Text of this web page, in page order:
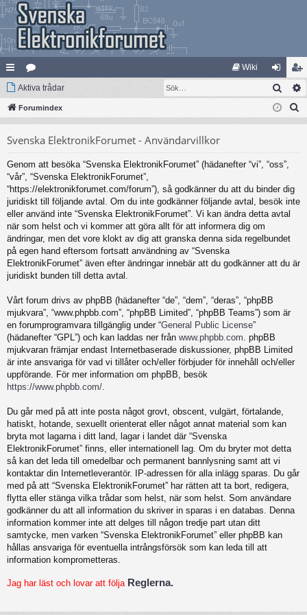
na
bb
ar
at
eg
Wiki
og
ga
li
m
Aktiva trådar Sök
Forumindex
Svenska ElektronikForumet - Användarvillkor
Genom att besöka “Svenska ElektronikForumet” (hädanefter “vi”, “oss”,
“vår”, “Svenska ElektronikForumet”,
“https://elektronikforumet.com/forum”), så godkänner du att du binder dig
juridiskt till följande avtal. Om du inte godkänner följande avtal, besök inte
eller använd inte “Svenska ElektronikForumet”. Vi kan ändra detta avtal
när som helst och vi kommer att göra allt för att informera dig om
ändringar, men det vore klokt av dig att granska denna sida regelbundet
på egen hand eftersom fortsatt användning av “Svenska
ElektronikForumet” även efter ändringar innebär att du godkänner att du är
juridiskt bunden till detta avtal.
Vårt forum drivs av phpBB (hädanefter “de”, “dem”, “deras”, “phpBB
mjukvara”, “www.phpbb.com”, “phpBB Limited”, “phpBB Teams”) som är
en forumprogramvara tillgänglig under “General Public License”
(hädanefter “GPL”) och kan laddas ner från www.phpbb.com . phpBB
mjukvaran främjar endast Internetbaserade diskussioner, phpBB Limited
är inte ansvariga för vad vi tillåter och/eller förbjuder för innehåll och/eller
uppförande. För mer information om phpBB, besök
https://www.phpbb.com/
Du går med på att inte posta något grovt, obscent, vulgärt, förtalande,
hatiskt, hotande, sexuellt orienterat eller något annat material som kan
bryta mot lagarna i ditt land, lagar i landet där “Svenska
ElektronikForumet” finns, eller internationell lag. Om du bryter mot detta
så kan det leda till omedelbar och permanent bannlysning samt att vi
kontaktar din Internetleverantör. IP-adressen för alla inlägg sparas. Du går
med på att “Svenska ElektronikForumet” har rätten att ta bort, redigera,
flytta eller stänga vilka trådar som helst, när som helst. Som användare
godkänner du att all information du skriver in sparas i en databas. Denna
information kommer inte att delges till någon tredje part utan ditt
samtycke, men varken “Svenska ElektronikForumet” eller phpBB kan
hållas ansvariga för eventuella intrångsförsök som kan leda till att
information komprometteras.
Jag har läst och lovar att följa Reglerna.